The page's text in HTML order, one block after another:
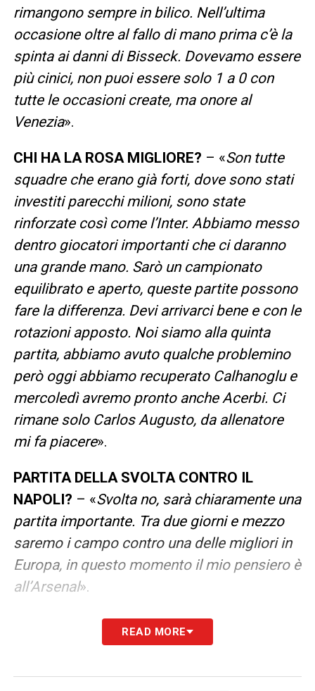
rimangono sempre in bilico. Nell’ultima
occasione oltre al fallo di mano prima c’è la
spinta ai danni di Bisseck. Dovevamo essere
più cinici, non puoi essere solo 1 a 0 con
tutte le occasioni create, ma onore al
Venezia».
CHI HA LA ROSA MIGLIORE? – «Son tutte
squadre che erano già forti, dove sono stati
investiti parecchi milioni, sono state
rinforzate così come l’Inter. Abbiamo messo
dentro giocatori importanti che ci daranno
una grande mano. Sarò un campionato
equilibrato e aperto, queste partite possono
fare la differenza. Devi arrivarci bene e con le
rotazioni apposto. Noi siamo alla quinta
partita, abbiamo avuto qualche problemino
però oggi abbiamo recuperato Calhanoglu e
mercoledì avremo pronto anche Acerbi. Ci
rimane solo Carlos Augusto, da allenatore
mi fa piacere».
PARTITA DELLA SVOLTA CONTRO IL
NAPOLI? – «Svolta no, sarà chiaramente una
partita importante. Tra due giorni e mezzo
saremo i campo contro una delle migliori in
Europa, in questo momento il mio pensiero è
all’Arsenal».
LA PLAYLIST DELLE NOSTRE TOP NEWS
READ MORE